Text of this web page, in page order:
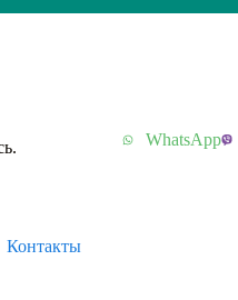
WhatsApp
Контакты